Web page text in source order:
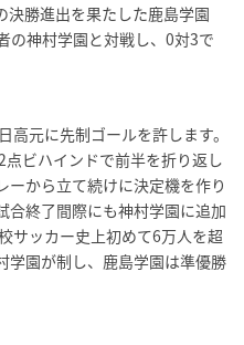
決勝進出を果たした鹿島学園
の神村学園と対戦し、0対3で
元に先制ゴールを許します。
ビハインドで前半を折り返し
ーから立て続けに決定機を作り
合終了間際にも神村学園に追加
サッカー史上初めて6万人を超
学園が制し、鹿島学園は準優勝